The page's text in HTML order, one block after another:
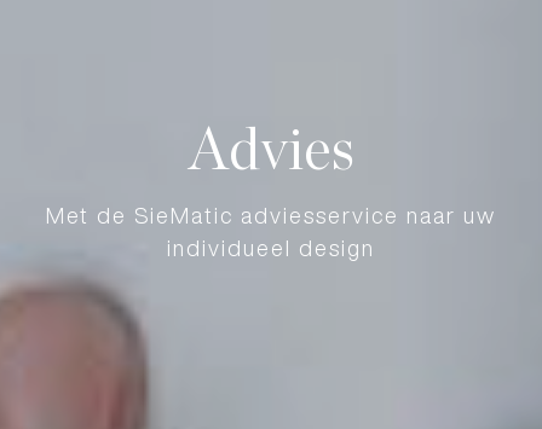
Advies
Met de SieMatic adviesservice naar uw
individueel design